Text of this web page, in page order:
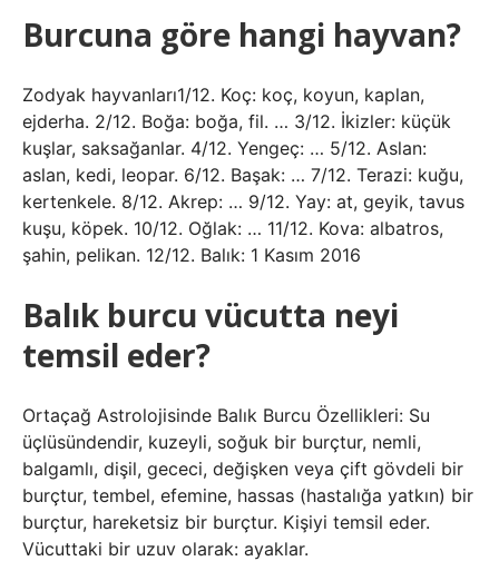
Burcuna göre hangi hayvan?
Zodyak hayvanları1/12. Koç: koç, koyun, kaplan,
ejderha. 2/12. Boğa: boğa, fil. … 3/12. İkizler: küçük
kuşlar, saksağanlar. 4/12. Yengeç: … 5/12. Aslan:
aslan, kedi, leopar. 6/12. Başak: … 7/12. Terazi: kuğu,
kertenkele. 8/12. Akrep: … 9/12. Yay: at, geyik, tavus
kuşu, köpek. 10/12. Oğlak: … 11/12. Kova: albatros,
şahin, pelikan. 12/12. Balık: 1 Kasım 2016
Balık burcu vücutta neyi
temsil eder?
Ortaçağ Astrolojisinde Balık Burcu Özellikleri: Su
üçlüsündendir, kuzeyli, soğuk bir burçtur, nemli,
balgamlı, dişil, gececi, değişken veya çift gövdeli bir
burçtur, tembel, efemine, hassas (hastalığa yatkın) bir
burçtur, hareketsiz bir burçtur. Kişiyi temsil eder.
Vücuttaki bir uzuv olarak: ayaklar.